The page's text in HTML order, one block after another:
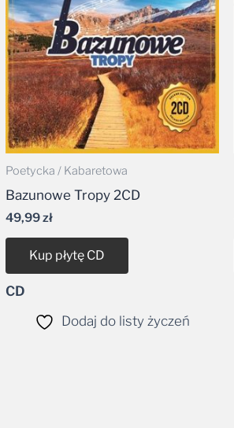
Poetycka / Kabaretowa
Bazunowe Tropy 2CD
49,99zł
Kup płytę CD
CD
Dodaj do listy życzeń